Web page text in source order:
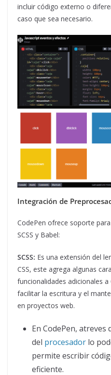
incluir código externo o
caso que sea necesario.
Integración de
CodePen ofrece soporte
SCSS y Babel:
SCSS: Es una extensión del
CSS, este agrega algunas
funcionalidades adicionales a
facilitar la escritura y el
en proyectos web.
En CodePen, atreves
del procesador lo
permite escribir
eficiente.